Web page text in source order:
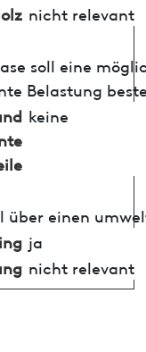
nicht relevant
soll eine
Belastung
keine
über einen
ja
nicht relevant